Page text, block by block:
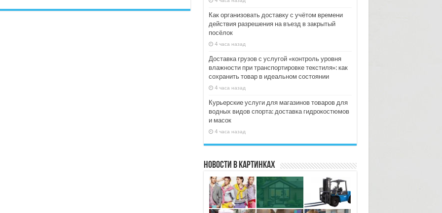
Как организовать доставку с учётом времени
действия разрешения на въезд в закрытый
посёлок
4 часа назад
Доставка грузов с услугой «контроль уровня
влажности при транспортировке текстиля»: как
сохранить товар в идеальном состоянии
4 часа назад
Курьерские услуги для магазинов товаров для
водных видов спорта: доставка гидрокостюмов
и масок
4 часа назад
Новости в картинках